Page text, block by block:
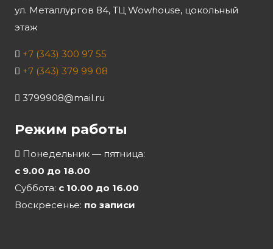
ул. Металлургов 84, ТЦ Wowhouse, цокольный
этаж
+7 (343) 300 97 55
+7 (343) 379 99 08
3799908@mail.ru
Режим работы
Понедельник — пятница:
с 9.00 до 18.00
Суббота: с 10.00 до 16.00
Воскресенье: по записи